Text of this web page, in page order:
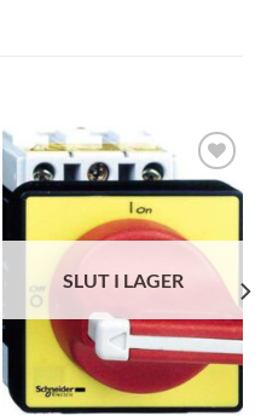
SLUT I LAGER